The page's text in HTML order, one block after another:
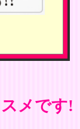
メです!